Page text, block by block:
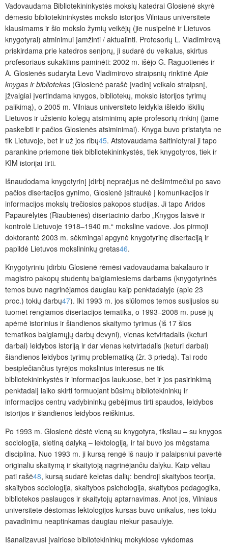
Vadovaudama Bibliotekininkystės mokslų katedrai Glosienė skyrė
dėmesio bibliotekininkystės mokslo istorijos Vilniaus universitete
klausimams ir šio mokslo žymių veikėjų (jie nusipelnė ir Lietuvos
knygotyrai) atminimui įamžinti / aktualinti. Profesorių L. Vladimirovą
priskirdama prie katedros senjorų, ji sudarė du veikalus, skirtus
profesoriaus sukaktims paminėti: 2002 m. išėjo G. Raguotienės ir
A. Glosienės sudaryta Levo Vladimirovo straipsnių rinktinėApie
knygas ir bibliotekas (Glosienė parašė įvadinį veikalo straipsnį,
įžvalgiai įvertindama knygos, bibliotekų, mokslo istorijos tyrimų
palikimą), o 2005 m. Vilniaus universiteto leidykla išleido iškilių
Lietuvos ir užsienio kolegų atsiminimų apie profesorių rinkinį (jame
paskelbti ir pačios Glosienės atsiminimai). Knyga buvo pristatyta ne
tik Lietuvoje, bet ir už jos ribų45. Atstovaudama šaltiniotyrai ji tapo
parankine priemone tiek bibliotekininkystės, tiek knygotyros, tiek ir
KIM istorijai tirti.
Išnaudodama knygotyrinį įdirbį nepraėjus nė dešimtmečiui po savo
pačios disertacijos gynimo, Glosienė įsitraukė į komunikacijos ir
informacijos mokslų trečiosios pakopos studijas. Ji tapo Aridos
Papaurėlytės (Riaubienės) disertacinio darbo „Knygos laisvė ir
kontrolė Lietuvoje 1918‒1940 m.“ moksline vadove. Jos pirmoji
doktorantė 2003 m. sėkmingai apgynė knygotyrinę disertaciją ir
papildė Lietuvos mokslininkų gretas46.
Knygotyriniu įdirbiu Glosienė rėmėsi vadovaudama bakalauro ir
magistro pakopų studentų baigiamiesiems darbams (knygotyrinės
temos buvo nagrinėjamos daugiau kaip penktadalyje (apie 23
proc.) tokių darbų47). Iki 1993 m. jos siūlomos temos susijusios su
tuomet rengiamos disertacijos tematika, o 1993‒2008 m. pusė jų
apėmė istorinius ir šiandienos skaitymo tyrimus (iš 17 šios
tematikos baigiamųjų darbų devyni), vienas ketvirtadalis (keturi
darbai) leidybos istoriją ir dar vienas ketvirtadalis (keturi darbai)
šiandienos leidybos tyrimų problematiką (žr. 3 priedą). Tai rodo
besiplečiančius tyrėjos mokslinius interesus ne tik
bibliotekininkystės ir informacijos laukuose, bet ir jos pasirinkimą
penktadalį laiko skirti formuojant būsimų bibliotekininkų ir
informacijos centrų vadybininkų gebėjimus tirti spaudos, leidybos
istorijos ir šiandienos leidybos reiškinius.
Po 1993 m. Glosienė dėstė vieną su knygotyra, tiksliau – su knygos
sociologija, sietiną dalyką ‒ lektologiją, ir tai buvo jos mėgstama
disciplina. Nuo 1993 m. ji kursą rengė iš naujo ir palaipsniui pavertė
originaliu skaitymą ir skaitytoją nagrinėjančiu dalyku. Kaip vėliau
pati rašė48, kursą sudarė keletas dalių: bendroji skaitybos teorija,
skaitybos sociologija, skaitybos psichologija, skaitybos pedagogika,
bibliotekos paslaugos ir skaitytojų aptarnavimas. Anot jos, Vilniaus
universitete dėstomas lektologijos kursas buvo unikalus, nes tokiu
pavadinimu neaptinkamas daugiau niekur pasaulyje.
Išanalizavusi įvairiose bibliotekininkų mokyklose vykdomas